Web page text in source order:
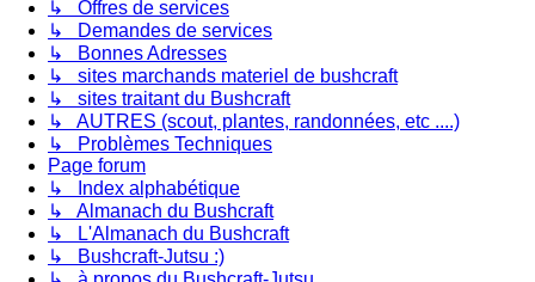
↳ Offres de services
↳ Demandes de services
↳ Bonnes Adresses
↳ sites marchands materiel de bushcraft
↳ sites traitant du Bushcraft
↳ AUTRES (scout, plantes, randonnées, etc ....)
↳ Problèmes Techniques
Page forum
↳ Index alphabétique
↳ Almanach du Bushcraft
↳ L'Almanach du Bushcraft
↳ Bushcraft-Jutsu :)